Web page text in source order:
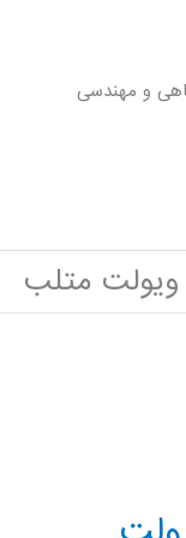
و مهندسی
متلب